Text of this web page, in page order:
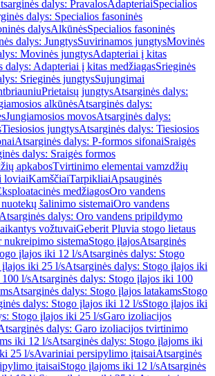
dalys: PravalosAdapteriaiSpecialios
dalys: Specialios fasoninės
dalysAlkūnėsSpecialios fasoninės
dalys: JungtysSuvirinamos jungtysMovinės
Movinės jungtysAdapteriai į kitas
dalys: Adapteriai į kitas medžiagasSrieginės
Srieginės jungtysSujungimai
Prietaisų jungtysAtsarginės dalys:
alkūnėsAtsarginės dalys:
Jungiamosios movosAtsarginės dalys:
Tiesiosios jungtysAtsarginės dalys: Tiesiosios
Atsarginės dalys: P-formos sifonaiSraigės
dalys: Sraigės formos
apkabosTvirtinimo elementai vamzdžių
loviaiKamščiaiTarpikliaiApsauginės
medžiagosOro vandens
šalinimo sistemaiOro vandens
Atsarginės dalys: Oro vandens pripildymo
vožtuvaiGeberit Pluvia stogo lietaus
sistemaStogo įlajosAtsarginės
įlajos iki 12 l/sAtsarginės dalys: Stogo
įlajos iki 25 l/sAtsarginės dalys: Stogo įlajos iki
l/sAtsarginės dalys: Stogo įlajos iki 100
Atsarginės dalys: Stogo įlajos latakamsStogo
dalys: Stogo įlajos iki 12 l/sStogo įlajos iki
Stogo įlajos iki 25 l/sGaro izoliacijos
dalys: Garo izoliacijos tvirtinimo
iki 12 l/sAtsarginės dalys: Stogo įlajoms iki
25 l/sAvariniai persipylimo įtaisaiAtsarginės
įtaisaiStogo įlajoms iki 12 l/sAtsarginės